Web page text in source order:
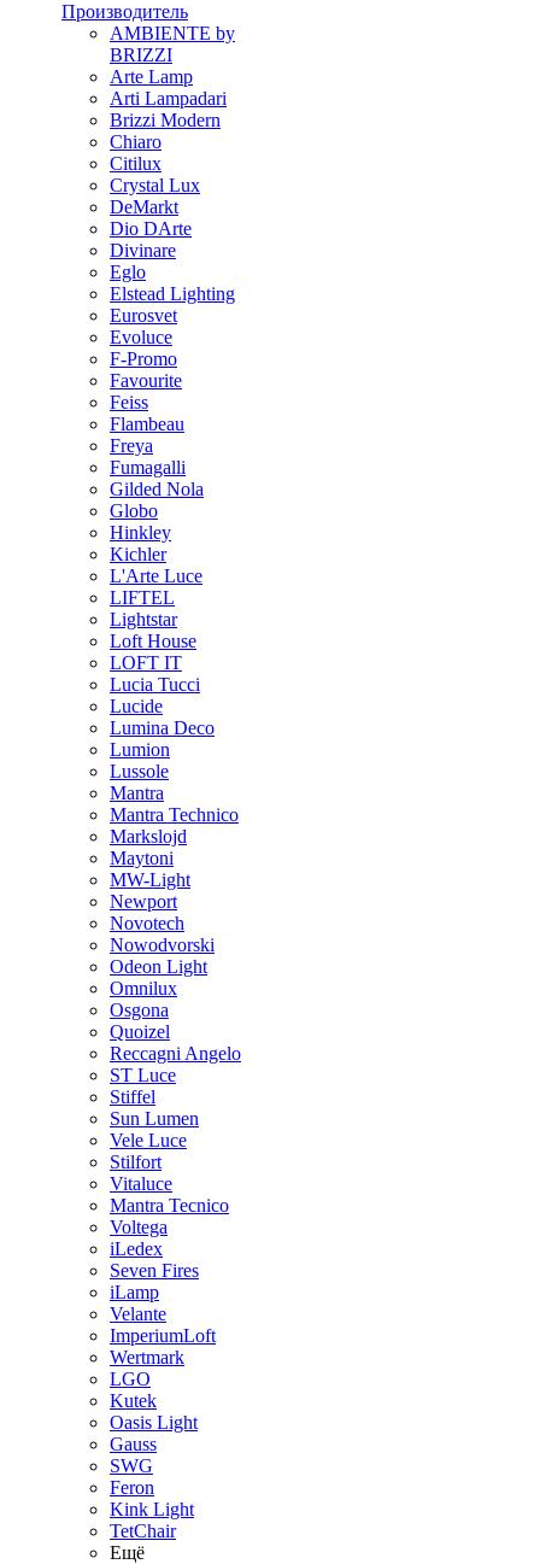
Производитель
AMBIENTE by
BRIZZI
Arte Lamp
Arti Lampadari
Brizzi Modern
Chiaro
Citilux
Crystal Lux
DeMarkt
Dio DArte
Divinare
Eglo
Elstead Lighting
Eurosvet
Evoluce
F-Promo
Favourite
Feiss
Flambeau
Freya
Fumagalli
Gilded Nola
Globo
Hinkley
Kichler
L'Arte Luce
LIFTEL
Lightstar
Loft House
LOFT IT
Lucia Tucci
Lucide
Lumina Deco
Lumion
Lussole
Mantra
Mantra Technico
Markslojd
Maytoni
MW-Light
Newport
Novotech
Nowodvorski
Odeon Light
Omnilux
Osgona
Quoizel
Reccagni Angelo
ST Luce
Stiffel
Sun Lumen
Vele Luce
Stilfort
Vitaluce
Mantra Tecnico
Voltega
iLedex
Seven Fires
iLamp
Velante
ImperiumLoft
Wertmark
LGO
Kutek
Oasis Light
Gauss
SWG
Feron
Kink Light
TetСhair
Ещё